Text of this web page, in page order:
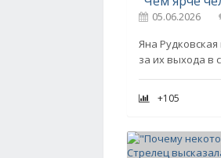
05.06.2026
Яна
за их выхода в
+105